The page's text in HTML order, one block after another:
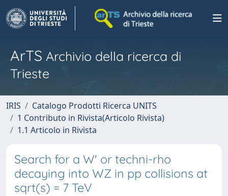
ArTS Archivio della ricerca di
Trieste
IRIS
Catalogo Prodotti Ricerca UNITS
1 Contributo in Rivista(Articolo Rivista)
1.1 Articolo in Rivista
Search for a W' or techni-rho
decaying into WZ in pp collisions at
sqrt(s) = 7 TeV